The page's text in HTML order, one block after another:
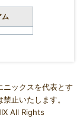
ム
ニックスを代表とす
止いたします。
All Rights